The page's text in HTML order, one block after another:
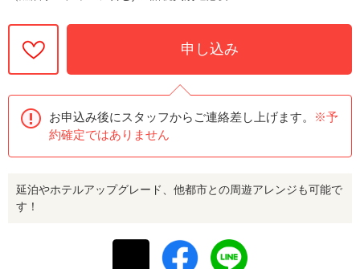
申し込み
お申込み後にスタッフからご連絡差し上げます。
※予
約確定ではありません
延泊やホテルアップグレード、他都市との周遊アレンジも可能で
す！